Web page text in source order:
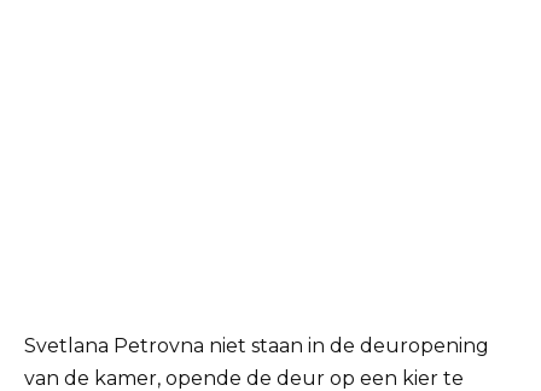
Svetlana Petrovna niet staan in de deuropening
van de kamer, opende de deur op een kier te